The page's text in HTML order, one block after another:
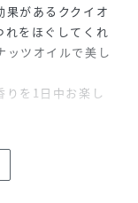
果があるククイオ
をほぐしてくれ
ッツオイルで美し
りを1日中お楽し
渡りながら優し